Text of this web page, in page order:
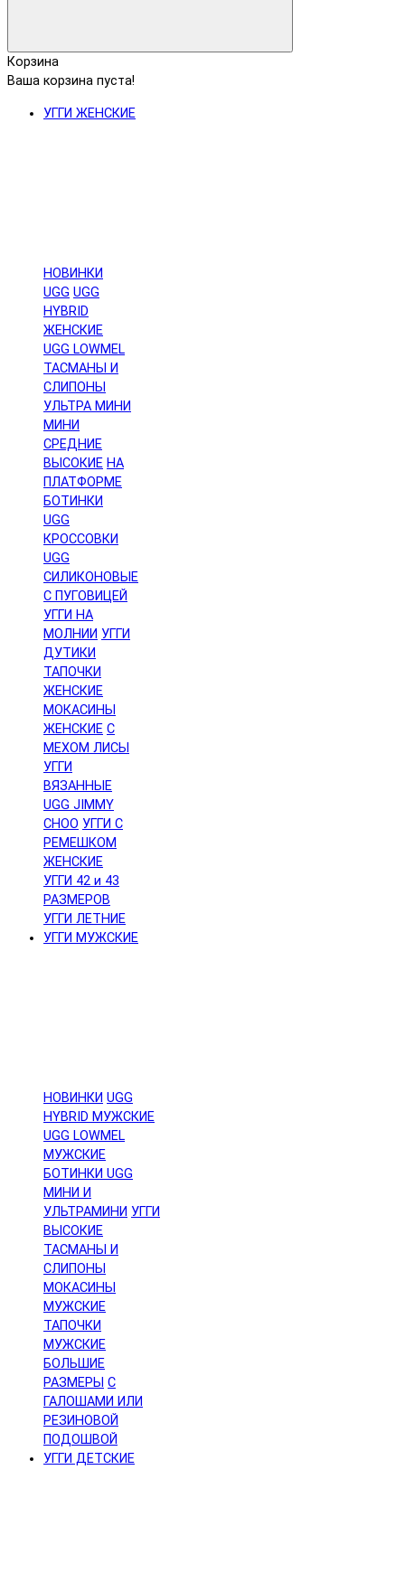
Корзина
Ваша корзина пуста!
УГГИ ЖЕНСКИЕ
НОВИНКИ
UGG UGG
HYBRID
ЖЕНСКИЕ
UGG LOWMEL
ТАСМАНЫ И
СЛИПОНЫ
УЛЬТРА МИНИ
МИНИ
СРЕДНИЕ
ВЫСОКИЕ НА
ПЛАТФОРМЕ
БОТИНКИ
UGG
КРОССОВКИ
UGG
СИЛИКОНОВЫЕ
С ПУГОВИЦЕЙ
УГГИ НА
МОЛНИИ УГГИ
ДУТИКИ
ТАПОЧКИ
ЖЕНСКИЕ
МОКАСИНЫ
ЖЕНСКИЕ С
МЕХОМ ЛИСЫ
УГГИ
ВЯЗАННЫЕ
UGG JIMMY
CHOO УГГИ С
РЕМЕШКОМ
ЖЕНСКИЕ
УГГИ 42 и 43
РАЗМЕРОВ
УГГИ ЛЕТНИЕ
УГГИ МУЖСКИЕ
НОВИНКИ UGG
HYBRID МУЖСКИЕ
UGG LOWMEL
МУЖСКИЕ
БОТИНКИ UGG
МИНИ И
УЛЬТРАМИНИ УГГИ
ВЫСОКИЕ
ТАСМАНЫ И
СЛИПОНЫ
МОКАСИНЫ
МУЖСКИЕ
ТАПОЧКИ
МУЖСКИЕ
БОЛЬШИЕ
РАЗМЕРЫ С
ГАЛОШАМИ ИЛИ
РЕЗИНОВОЙ
ПОДОШВОЙ
УГГИ ДЕТСКИЕ